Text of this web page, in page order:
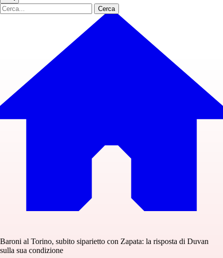
Cerca
Baroni al Torino, subito siparietto con Zapata: la risposta di Duvan
sulla sua condizione